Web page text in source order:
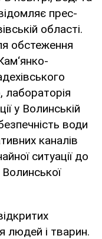
прес-
області.
обстеження
лабораторія
у Волинській
води
каналів
ситуації до
Волинської
людей і тварин.